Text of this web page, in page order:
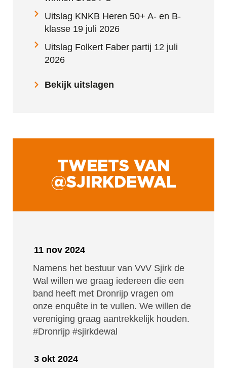
Uitslag KNKB Heren 50+ A- en B-
klasse 19 juli 2026
Uitslag Folkert Faber partij 12 juli
2026
Bekijk uitslagen
TWEETS VAN
@SJIRKDEWAL
11 nov 2024
Namens het bestuur van VvV Sjirk de
Wal willen we graag iedereen die een
band heeft met Dronrijp vragen om
onze enquête in te vullen. We willen de
vereniging graag aantrekkelijk houden.
#Dronrijp #sjirkdewal
3 okt 2024